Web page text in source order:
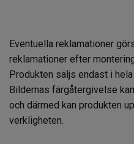
Eventuella reklamationer
reklamationer efter
Produkten säljs endast i
Bildernas färgåtergivelse
och därmed kan produkten
verkligheten.